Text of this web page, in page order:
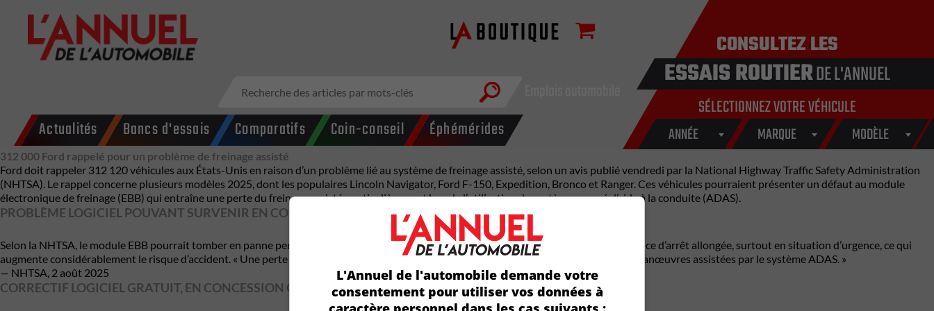
Actualités Bancs d'essais Comparatifs Coin-conseil Éphémérides
CONSULTEZ LES
ESSAIS ROUTIERDE L'ANNUEL
SÉLECTIONNEZ VOTRE VÉHICULE
ANNÉE MARQUE MODÈLE
312 000 Ford rappelé pour un problème de freinage assisté
Ford doit rappeler 312 120 véhicules aux États-Unis en raison d’un problème lié au système de freinage assisté, selon un avis publié vendredi par la National Highway Traffic Safety Administration
(NHTSA). Le rappel concerne plusieurs modèles 2025, dont les populaires Lincoln Navigator, Ford F-150, Expedition, Bronco et Ranger. Ces véhicules pourraient présenter un défaut au module
électronique de freinage (EBB) qui entraîne une perte du freinage assisté, particulièrement lors de l’utilisation du système avancé d’aide à la conduite (ADAS).
PROBLÈME LOGICIEL POUVANT SURVENIR EN CONDUITE NORMALE OU ASSISTÉE
Selon la NHTSA, le module EBB pourrait tomber en panne pendant la conduite, ce qui réduit l’assistance au freinage. Résultat : une distance d’arrêt allongée, surtout en situation d’urgence, ce qui
augmente considérablement le risque d’accident. « Une perte du freinage assisté peut retarder l’arrêt du véhicule, en particulier lors de manœuvres assistées par le système ADAS. »
— NHTSA, 2 août 2025
CORRECTIF LOGICIEL GRATUIT, EN CONCESSION OU À DISTANCE
L'Annuel de l'automobile demande votre
consentement pour utiliser vos données à